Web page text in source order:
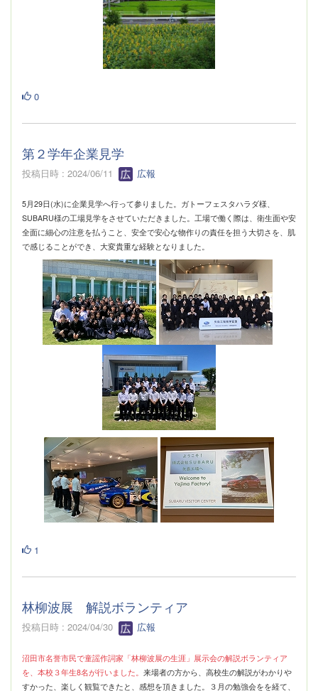
0
第２学年企業見学
投稿日時 : 2024/06/11 広報
5月29日(水)に企業見学へ行って参りました。ガトーフェスタハラダ様、
SUBARU様の工場見学をさせていただきました。工場で働く際は、衛生面や安
全面に細心の注意を払うこと、安全で安心な物作りの責任を担う大切さを、肌
で感じることができ、大変貴重な経験となりました。
1
林柳波展 解説ボランティア
投稿日時 : 2024/04/30 広報
沼田市名誉市民で童謡作詞家「林柳波展の生涯」展示会の解説ボランティア
を、本校３年生8名が行いました。 来場者の方から、高校生の解説がわかりや
すかった、楽しく観覧できたと、感想を頂きました。３月の勉強会をを経て、